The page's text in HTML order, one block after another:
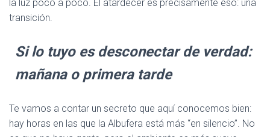
la luz poco a poco. El atardecer es precisamente eso: una
transición.
Si lo tuyo es desconectar de verdad:
mañana o primera tarde
Te vamos a contar un secreto que aquí conocemos bien:
hay horas en las que la Albufera está más “en silencio”. No